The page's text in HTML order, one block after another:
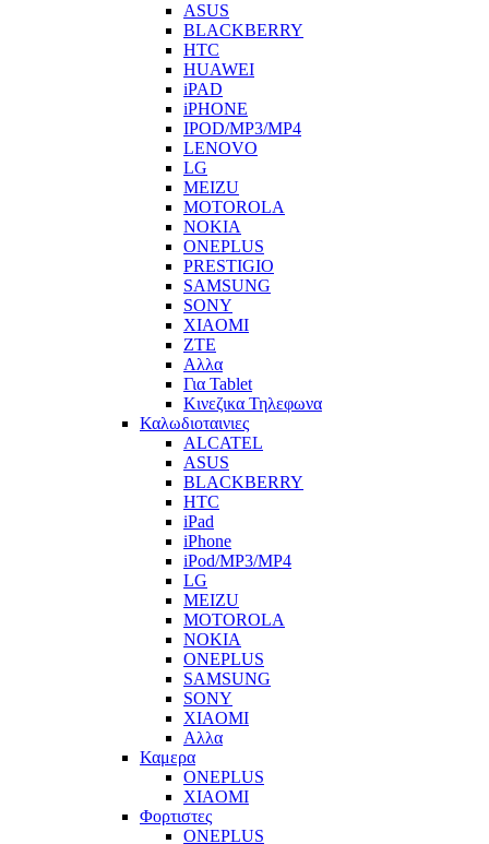
ASUS
BLACKBERRY
HTC
HUAWEI
iPAD
iPHONE
IPOD/MP3/MP4
LENOVO
LG
MEIZU
MOTOROLA
NOKIA
ONEPLUS
PRESTIGIO
SAMSUNG
SONY
XIAOMI
ZTE
Αλλα
Για Tablet
Κινεζικα Τηλεφωνα
Καλωδιοταινιες
ALCATEL
ASUS
BLACKBERRY
HTC
iPad
iPhone
iPod/MP3/MP4
LG
MEIZU
MOTOROLA
NOKIA
ONEPLUS
SAMSUNG
SONY
XIAOMI
Αλλα
Καμερα
ONEPLUS
XIAOMI
Φορτιστες
ONEPLUS